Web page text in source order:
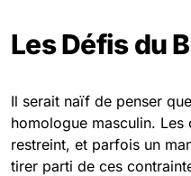
Les Défis du
Il serait naïf de penser
homologue masculin.
restreint, et parfois un
tirer parti de ces